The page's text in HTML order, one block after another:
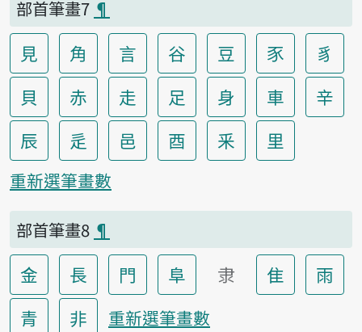
部首筆畫7 ¶
見 角 言 谷 豆 豕
豸
貝
赤 走 足 身 車
辛
辰
辵 邑 酉 釆 里
重新選筆畫數
部首筆畫8 ¶
金 長 門 阜 隶 隹
雨
青
非 重新選筆畫數